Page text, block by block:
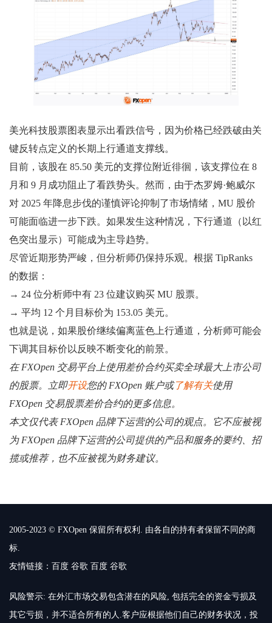
美光科技股票图表显示出看跌信号，因为价格已经跌破由关
键反转点定义的长期上行通道支撑线。
目前，该股在 85.50 美元的支撑位附近徘徊，该支撑位在 8
月和 9 月成功阻止了看跌势头。然而，由于杰罗姆·鲍威尔
对 2025 年降息步伐的谨慎评论抑制了市场情绪，MU 股价
可能面临进一步下跌。如果发生这种情况，下行通道（以红
色突出显示）可能成为主导趋势。
尽管近期形势严峻，但分析师仍保持乐观。根据 TipRanks
的数据：
→ 24 位分析师中有 23 位建议购买 MU 股票。
→ 平均 12 个月目标价为 153.05 美元。
也就是说，如果股价继续偏离蓝色上行通道，分析师可能会
下调其目标价以反映不断变化的前景。
在 FXOpen 交易平台上使用差价合约买卖全球最大上市公司
的股票。立即开设您的 FXOpen 账户或了解有关使用
FXOpen 交易股票差价合约的更多信息。
本文仅代表 FXOpen 品牌下运营的公司的观点。它不应被视
为 FXOpen 品牌下运营的公司提供的产品和服务的要约、招
揽或推荐，也不应被视为财务建议。
2005-2023 © FXOpen 保留所有权利. 由各自的持有者保留不同的商
标.
友情链接： 百度 谷歌 百度 谷歌
风险警示: 在外汇市场交易包含潜在的风险, 包括完全的资金亏损及
其它亏损，并不适合所有的人.客户应根据他们自己的财务状况，投